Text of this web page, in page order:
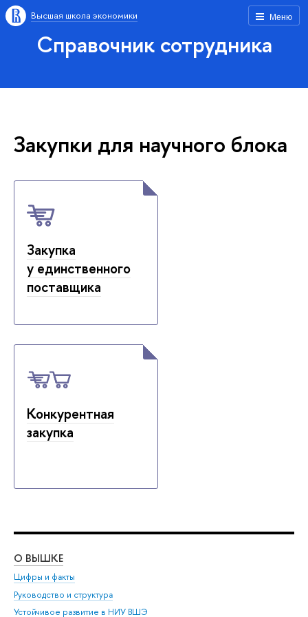
Меню
Высшая школа экономики
Справочник сотрудника
Закупки для научного блока
Закупка
у единственного
поставщика
Конкурентная
закупка
О ВЫШКЕ
Цифры и факты
Руководство и структура
Устойчивое развитие в НИУ ВШЭ